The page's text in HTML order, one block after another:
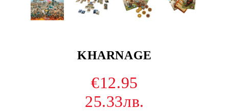
KHARNAGE
€12.95
25.33лв.